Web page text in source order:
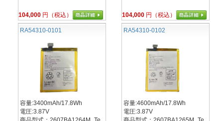
104,000 円（税込） 104,000 円（税込）
RA54310-0101
容量:3400mAh/17.8Wh
電圧:3.87V
RA54310-0102
容量:4600mAh/17.8Wh
電圧:3.87V